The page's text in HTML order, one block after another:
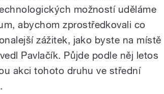
možností uděláme
abychom zprostředkovali co
zážitek, jako byste na místě
Pavlačík. Půjde podle něj letos
akci tohoto druhu ve střední